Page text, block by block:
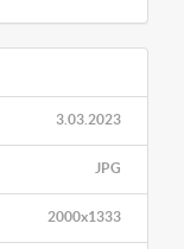
3.03.2023
JPG
2000x1333